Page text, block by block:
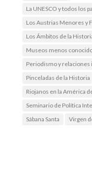
La UNESCO y todos los
Los Austrias Menores y
Los Ámbitos de la
Museos menos
Periodismo y
Pinceladas de la Historia
Riojanos en la América
Seminario de Política
Sábana Santa
Virgen